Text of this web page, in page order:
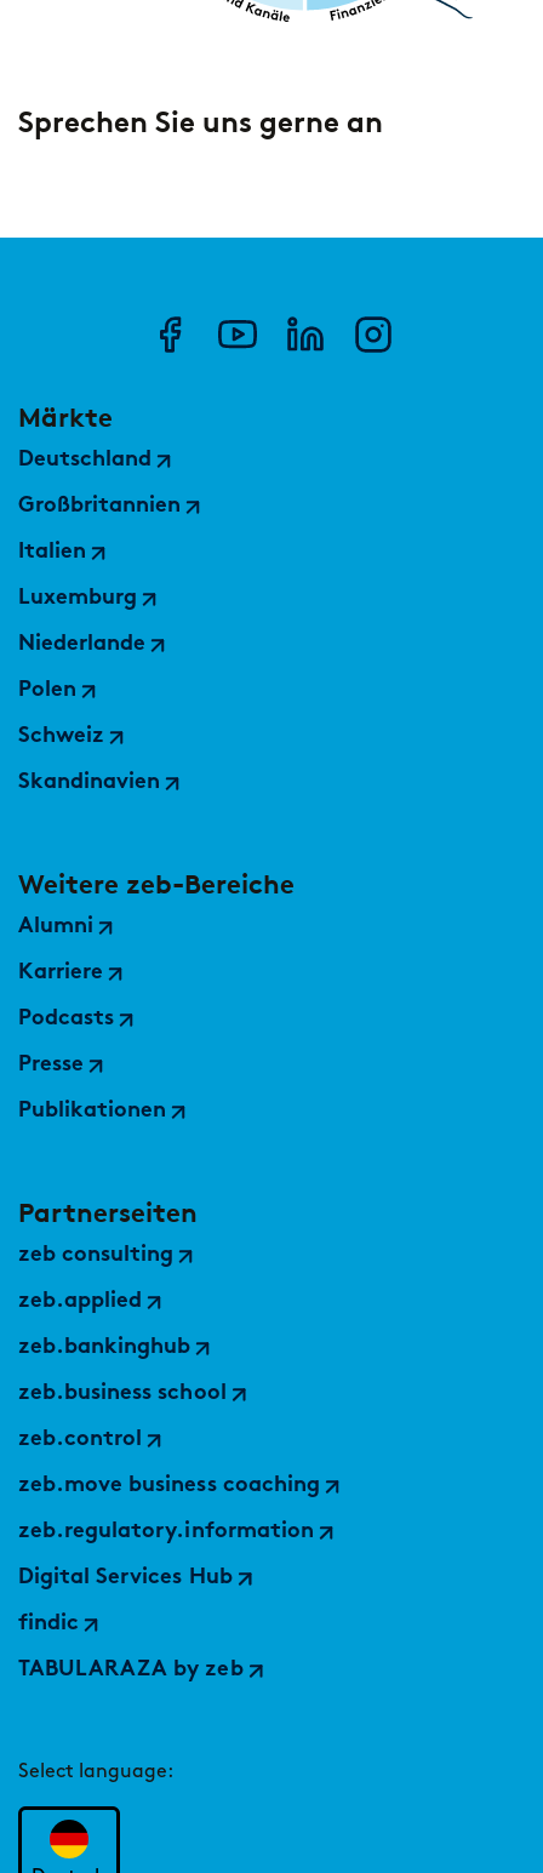
Sprechen Sie uns gerne an
Märkte
Deutschland
Großbritannien
Italien
Luxemburg
Niederlande
Polen
Schweiz
Skandinavien
Weitere zeb-Bereiche
Alumni
Karriere
Podcasts
Presse
Publikationen
Partnerseiten
zeb consulting
zeb.applied
zeb.bankinghub
zeb.business school
zeb.control
zeb.move business coaching
zeb.regulatory.information
Digital Services Hub
findic
TABULARAZA by zeb
Select language: